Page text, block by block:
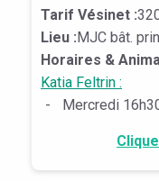
Tarif Vésinet :
Lieu :MJC bât.
Horaires &
Katia Feltrin :
-
Mercredi